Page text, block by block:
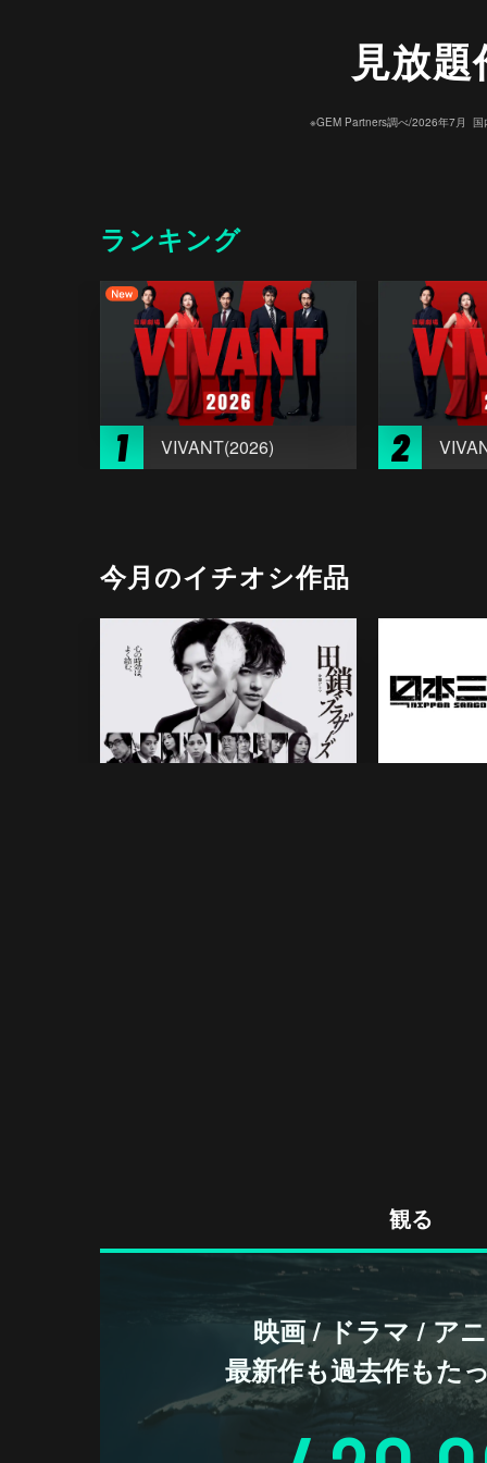
見放
※GEM Partners調べ/2026年7⽉ 国
ランキング
1 VIVANT(2026) 2
今月のイチオシ作品
観る
映画 / ドラマ / ア
最新作も過去作もた